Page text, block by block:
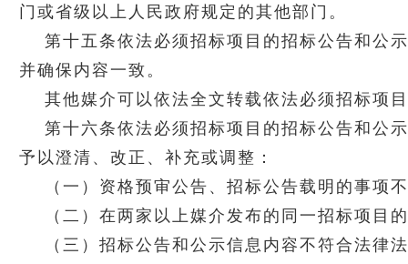
门或省级以上人民政府规定的其他部门。
第十五条依法必须招标项目的招标公告和公
并确保内容一致。
其他媒介可以依法全文转载依法必须招标项
第十六条依法必须招标项目的招标公告和公
予以澄清、改正、补充或调整：
（一）资格预审公告、招标公告载明的事项
（二）在两家以上媒介发布的同一招标项目
（三）招标公告和公示信息内容不符合法律